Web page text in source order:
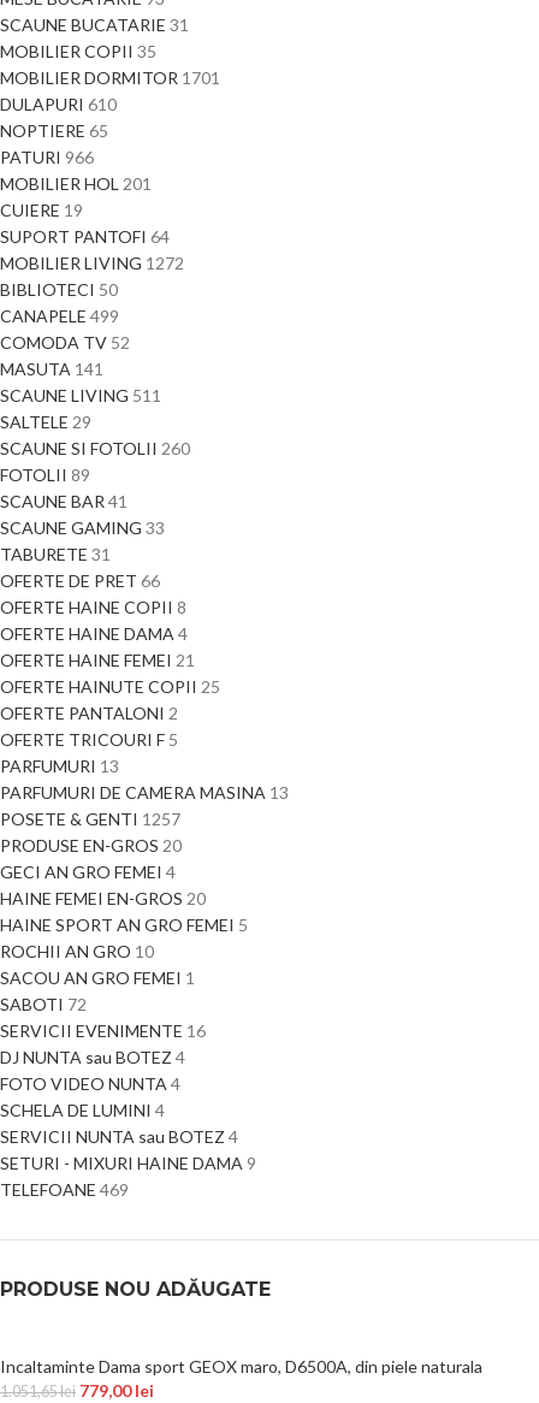
SCAUNE BUCATARIE 31
MOBILIER COPII 35
MOBILIER DORMITOR 1701
DULAPURI 610
NOPTIERE 65
PATURI 966
MOBILIER HOL 201
CUIERE 19
SUPORT PANTOFI 64
MOBILIER LIVING 1272
BIBLIOTECI 50
CANAPELE 499
COMODA TV 52
MASUTA 141
SCAUNE LIVING 511
SALTELE 29
SCAUNE SI FOTOLII 260
FOTOLII 89
SCAUNE BAR 41
SCAUNE GAMING 33
TABURETE 31
OFERTE DE PRET 66
OFERTE HAINE COPII 8
OFERTE HAINE DAMA 4
OFERTE HAINE FEMEI 21
OFERTE HAINUTE COPII 25
OFERTE PANTALONI 2
OFERTE TRICOURI F 5
PARFUMURI 13
PARFUMURI DE CAMERA MASINA 13
POSETE & GENTI 1257
PRODUSE EN-GROS 20
GECI AN GRO FEMEI 4
HAINE FEMEI EN-GROS 20
HAINE SPORT AN GRO FEMEI 5
ROCHII AN GRO 10
SACOU AN GRO FEMEI 1
SABOTI 72
SERVICII EVENIMENTE 16
DJ NUNTA sau BOTEZ 4
FOTO VIDEO NUNTA 4
SCHELA DE LUMINI 4
SERVICII NUNTA sau BOTEZ 4
SETURI - MIXURI HAINE DAMA 9
TELEFOANE 469
PRODUSE NOU ADĂUGATE
Incaltaminte Dama sport GEOX maro, D6500A, din piele naturala
1.051,65lei 779,00lei